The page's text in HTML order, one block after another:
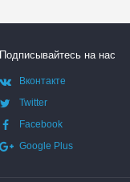
Подписывайтесь на нас
Вконтакте
Twitter
Facebook
Google Plus